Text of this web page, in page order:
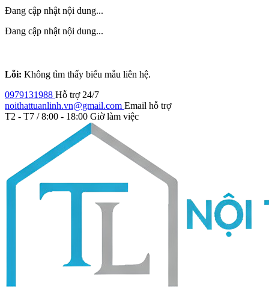
Đang cập nhật nội dung...
Đang cập nhật nội dung...
Lỗi: Không tìm thấy biểu mẫu liên hệ.
0979131988 Hỗ trợ 24/7
noithattuanlinh.vn@gmail.com Email hỗ trợ
T2 - T7 / 8:00 - 18:00 Giờ làm việc